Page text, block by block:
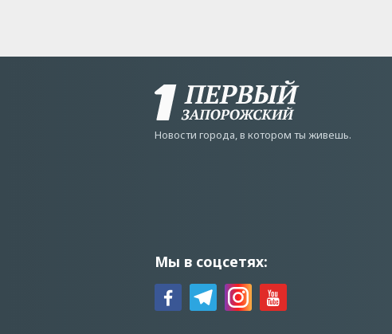
Новости города, в котором ты живешь.
Мы в соцсетях: